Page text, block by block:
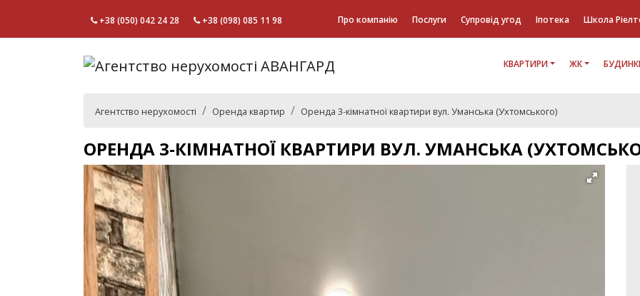
+38 (050) 042 24 28 +38 (098) 085 11 98 Про компанію Послуги Супровід угод Іпотека Школа
КВАРТИРИ ЖК
Агентство нерухомості Оренда квартир Оренда 3-кімнатної квартири вул. Уманська (Ухтомського)
ОРЕНДА 3-КІМНАТНОЇ КВАРТИРИ ВУЛ. УМАНСЬКА